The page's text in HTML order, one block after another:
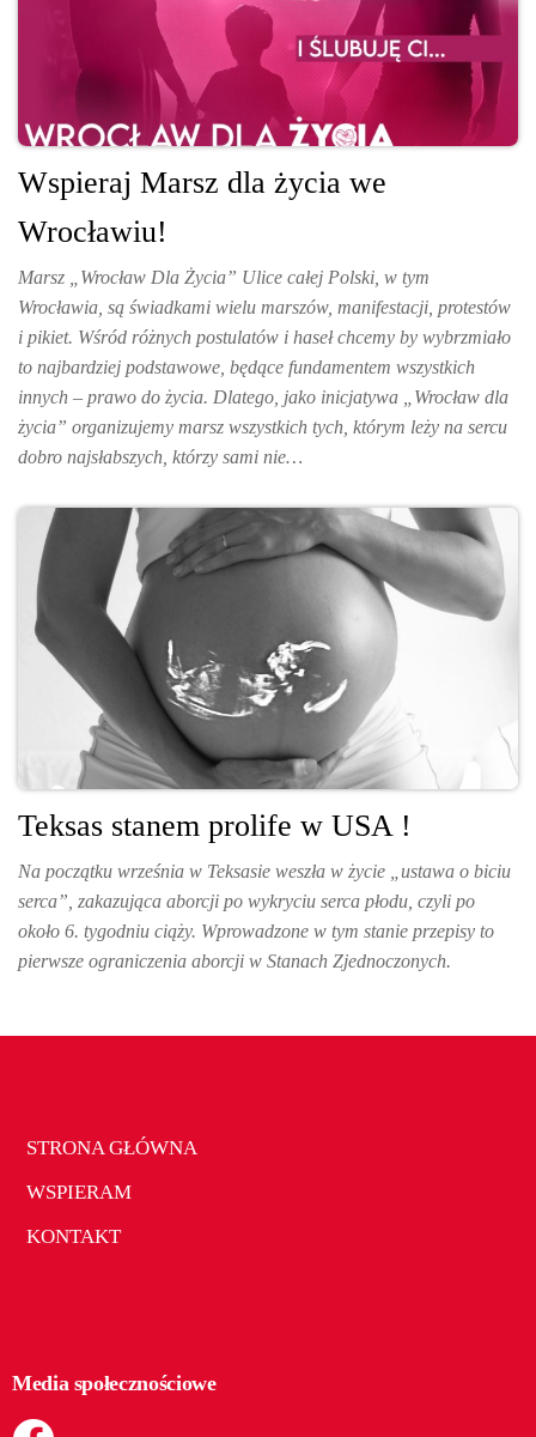
Wspieraj Marsz dla życia we
Wrocławiu!
Marsz „Wrocław Dla Życia” Ulice całej Polski, w tym
Wrocławia, są świadkami wielu marszów, manifestacji, protestów
i pikiet. Wśród różnych postulatów i haseł chcemy by wybrzmiało
to najbardziej podstawowe, będące fundamentem wszystkich
innych – prawo do życia. Dlatego, jako inicjatywa „Wrocław dla
życia” organizujemy marsz wszystkich tych, którym leży na sercu
dobro najsłabszych, którzy sami nie…
Teksas stanem prolife w USA !
Na początku września w Teksasie weszła w życie „ustawa o biciu
serca”, zakazująca aborcji po wykryciu serca płodu, czyli po
około 6. tygodniu ciąży. Wprowadzone w tym stanie przepisy to
pierwsze ograniczenia aborcji w Stanach Zjednoczonych.
STRONA GŁÓWNA
WSPIERAM
KONTAKT
Media społecznościowe